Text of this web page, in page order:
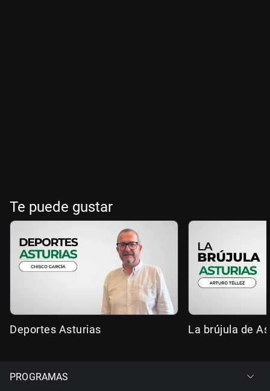
Te puede gustar
Deportes Asturias La brújula de
PROGRAMAS